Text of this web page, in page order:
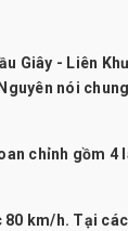
Giây - Liên
nói
chỉnh gồm 4
80 km/h. Tại